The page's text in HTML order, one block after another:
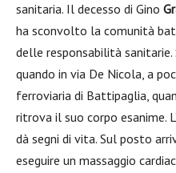
sanitaria. Il decesso di Gino
ha sconvolto la comunità
delle responsabilità
quando in via De Nicola, a
ferroviaria di Battipaglia,
ritrova il suo corpo esanime.
dà segni di vita. Sul posto
eseguire un massaggio